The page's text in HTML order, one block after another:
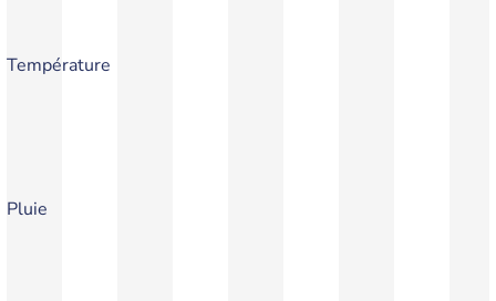
Température
Pluie